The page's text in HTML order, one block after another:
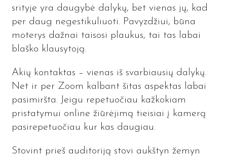
srityje yra daugybė dalykų, bet vienas jų, kad
per daug negestikuliuoti. Pavyzdžiui, būna
moterys dažnai taisosi plaukus, tai tas labai
blaško klausytoją.
Akių kontaktas – vienas iš svarbiausių dalykų.
Net ir per Zoom kalbant šitas aspektas labai
pasimiršta. Jeigu repetuočiau kažkokiam
pristatymui online žiūrėjimą tieisiai į kamerą
pasirepetuočiau kur kas daugiau.
Stovint prieš auditoriją stovi aukštyn žemyn